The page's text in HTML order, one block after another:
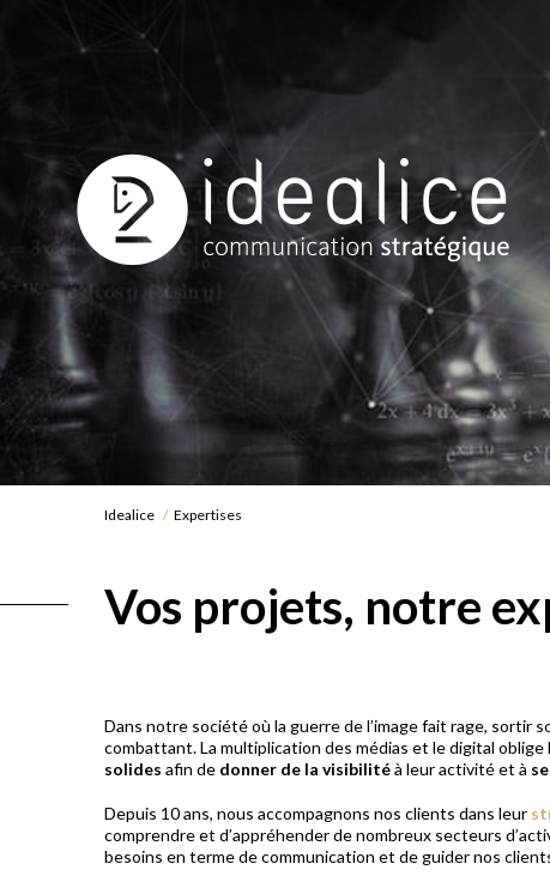
Idealice Expertises
Vos projets, notre
Dans notre société où la guerre de l’image fait rage, sortir
combattant. La multiplication des médias et le digital
solides afin de donner de la visibilitéà leur activité et à
Depuis 10 ans, nous accompagnons nos clients dans leur
comprendre et d’appréhender de nombreux secteurs
besoins en terme de communication et de guider nos